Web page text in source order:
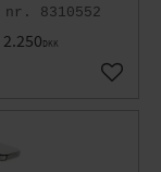
8310552
2.250DKK
Gem